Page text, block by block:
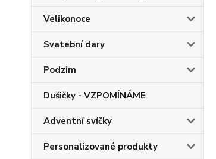
Velikonoce
Svatební dary
Podzim
Dušičky - VZPOMÍNÁME
Adventní svíčky
Personalizované produkty